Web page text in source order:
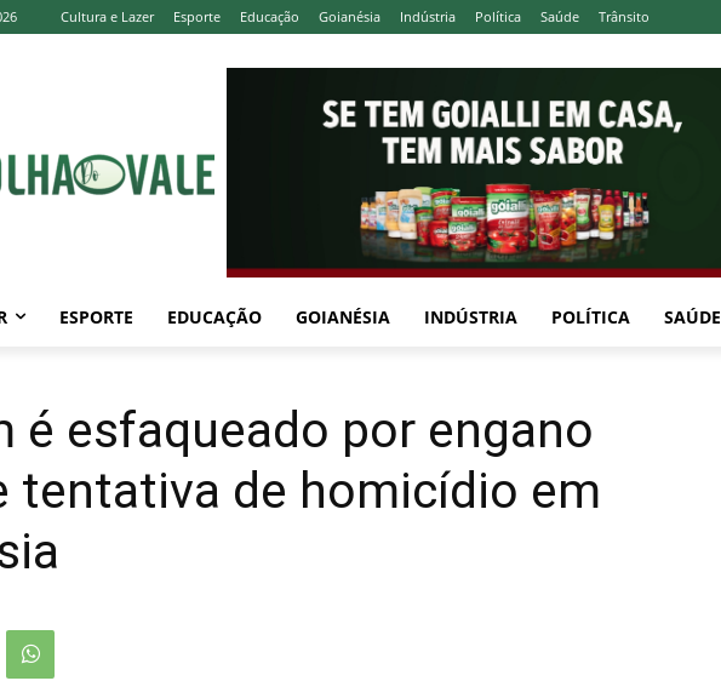
Cultura e Lazer Esporte Educação Goianésia Indústria Política Saúde Trânsito
ESPORTE EDUCAÇÃO GOIANÉSIA INDÚSTRIA POLÍTICA SAÚDE
é esfaqueado por engano
tentativa de homicídio em